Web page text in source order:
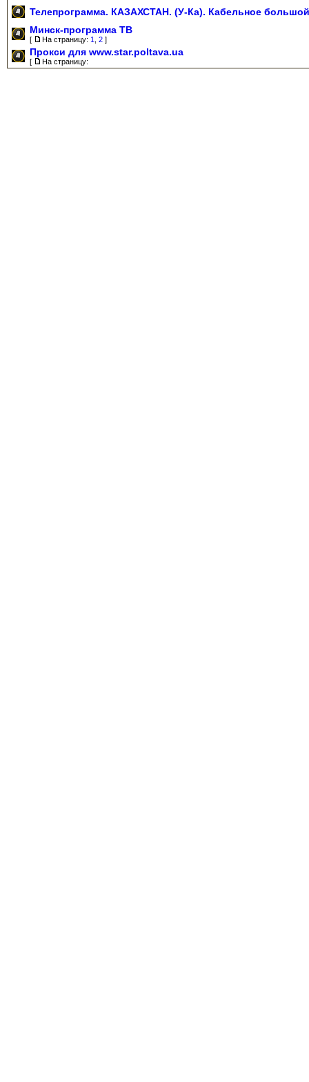
Телепрограмма. КАЗАХСТАН. (У-Ка). Кабельное большой
Минск-программа ТВ
[ На страницу: 1 2 ]
Прокси для www.star.poltava.ua
[ На страницу: